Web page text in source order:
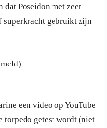
dat Poseidon met zeer
superkracht gebruikt zijn
een video op YouTube
torpedo getest wordt (niet